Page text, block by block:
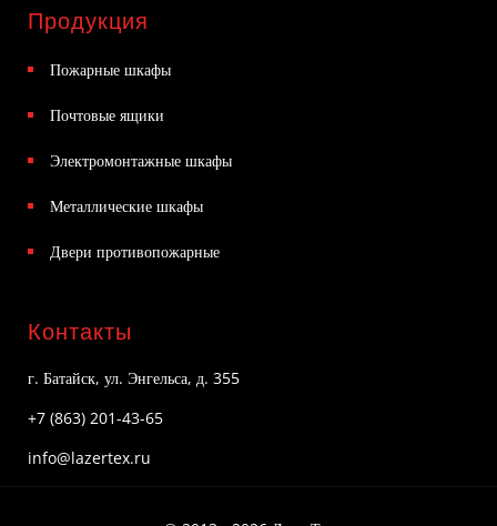
Продукция
Пожарные шкафы
Почтовые ящики
Электромонтажные шкафы
Металлические шкафы
Двери противопожарные
Контакты
г. Батайск, ул. Энгельса, д. 355
+7 (863) 201-43-65
info@lazertex.ru